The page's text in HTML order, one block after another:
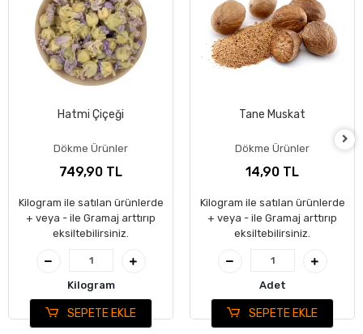
Hatmi Çiçeği
Dökme Ürünler
749,90 TL
Kilogram ile satılan ürünlerde
+ veya - ile Gramaj arttırıp
eksiltebilirsiniz.
Kilogram
SEPETE EKLE
Tane Muskat
Dökme Ürünler
14,90 TL
Kilogram ile satılan ürünlerde
+ veya - ile Gramaj arttırıp
eksiltebilirsiniz.
Adet
SEPETE EKLE